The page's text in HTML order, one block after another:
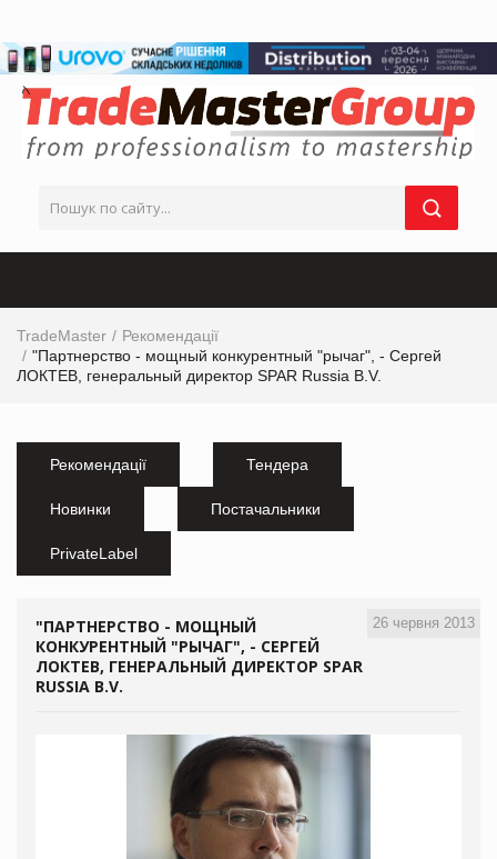
TradeMaster
Рекомендації
"Партнерство - мощный конкурентный "рычаг", - Сергей
ЛОКТЕВ, генеральный директор SPAR Russia B.V.
Рекомендації Тендера
Новинки Постачальники
PrivateLabel
26 червня 2013
"ПАРТНЕРСТВО - МОЩНЫЙ
КОНКУРЕНТНЫЙ "РЫЧАГ", - СЕРГЕЙ
ЛОКТЕВ, ГЕНЕРАЛЬНЫЙ ДИРЕКТОР SPAR
RUSSIA B.V.